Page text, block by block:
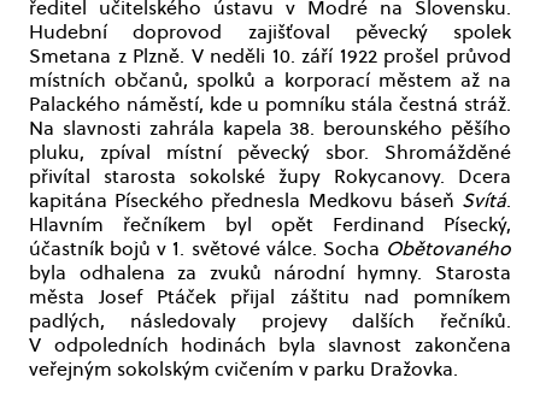
ředitel učitelského ústavu v Modré na Slovensku.
Hudební doprovod zajišťoval pěvecký spolek
Smetana z Plzně. V neděli 10. září 1922 prošel průvod
místních občanů, spolků a korporací městem až na
Palackého náměstí, kde u pomníku stála čestná stráž.
Na slavnosti zahrála kapela 38. berounského pěšího
pluku, zpíval místní pěvecký sbor. Shromážděné
přivítal starosta sokolské župy Rokycanovy. Dcera
kapitána Píseckého přednesla Medkovu báseň Svítá.
Hlavním řečníkem byl opět Ferdinand Písecký,
účastník bojů v 1. světové válce. Socha Obětovaného
byla odhalena za zvuků národní hymny. Starosta
města Josef Ptáček přijal záštitu nad pomníkem
padlých, následovaly projevy dalších řečníků.
V odpoledních hodinách byla slavnost zakončena
veřejným sokolským cvičením v parku Dražovka.